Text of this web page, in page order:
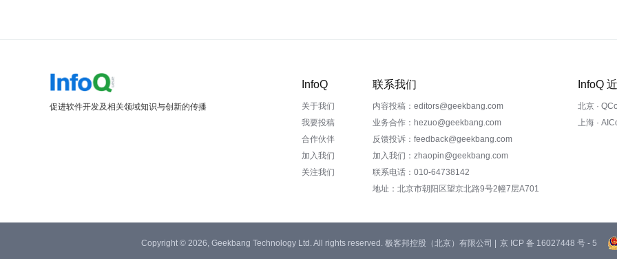
促进软件开发及相关领域知识与创新的传播
InfoQ
关于我们
我要投稿
合作伙伴
加入我们
关注我们
联系我们
内容投稿：editors@geekbang.com
业务合作：hezuo@geekbang.com
反馈投诉：feedback@geekbang.com
加入我们：zhaopin@geekbang.com
联系电话：010-64738142
地址：北京市朝阳区望京北路9号2幢7层A701
InfoQ
北京 ·
上海 ·
Copyright © 2026, Geekbang Technology Ltd. All rights reserved. 极客邦控股（北京）有限公司 | 京 ICP 备 16027448 号 - 5